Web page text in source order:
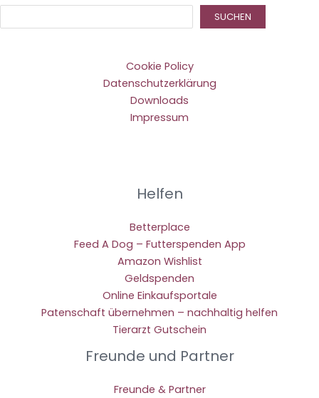
SUCHEN
Cookie Policy
Datenschutzerklärung
Downloads
Impressum
Helfen
Betterplace
Feed A Dog – Futterspenden App
Amazon Wishlist
Geldspenden
Online Einkaufsportale
Patenschaft übernehmen – nachhaltig helfen
Tierarzt Gutschein
Freunde und Partner
Freunde & Partner